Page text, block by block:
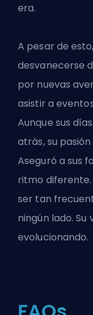
era.
A pesar de
desvanecerse
por nuevas
asistir a
Aunque sus
atrás, su
Aseguró a sus
ritmo diferente.
ser tan
ningún lado.Su
evolucionando.